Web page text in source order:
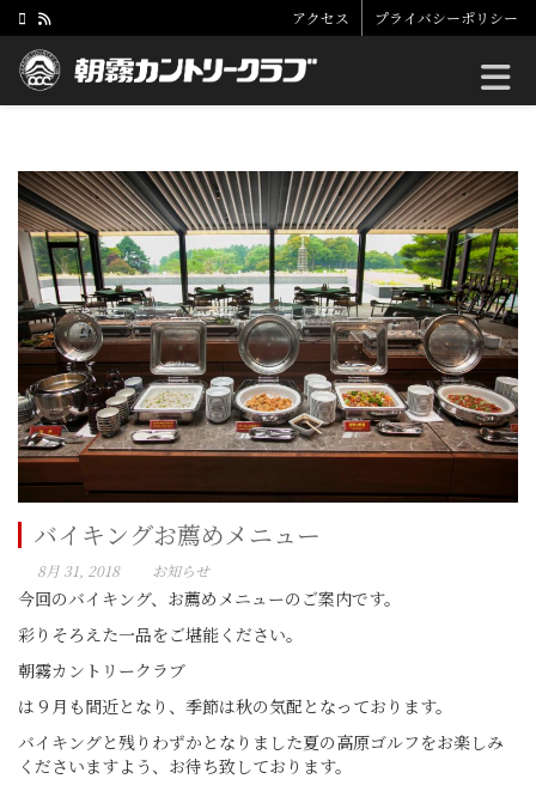
アクセス プライバシーポリシー
バイキングお薦めメニュー
8月 31, 2018 お知らせ
今回のバイキング、お薦めメニューのご案内です。
彩りそろえた一品をご堪能ください。
朝霧カントリークラブ
は９月も間近となり、季節は秋の気配となっております。
バイキングと残りわずかとなりました夏の高原ゴルフをお楽しみ
くださいますよう、お待ち致しております。